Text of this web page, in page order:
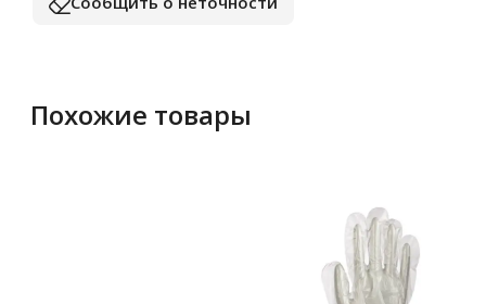
Похожие товары